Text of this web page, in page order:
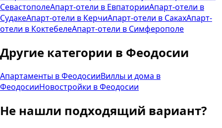
СевастополеАпарт-отели в ЕвпаторииАпарт-отели в
СудакеАпарт-отели в КерчиАпарт-отели в СакахАпарт-
отели в КоктебелеАпарт-отели в Симферополе
Другие категории в Феодосии
Апартаменты вФеодосииВиллы и дома в
ФеодосииНовостройки вФеодосии
Не нашли подходящий вариант?